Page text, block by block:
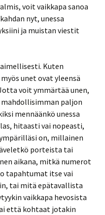
voit vaikkapa sanoa
nyt, unessa
ja muistan viestit
Kuten
unet ovat yleensä
voit ymmärtää unen,
paljon
mennäänkö unessa
hitaasti vai nopeasti,
on, millainen
porteista tai
aikana, mitkä numerot
tapahtumat itse vai
tai mitä epätavallista
vaikkapa hevosista
että kohtaat jotakin